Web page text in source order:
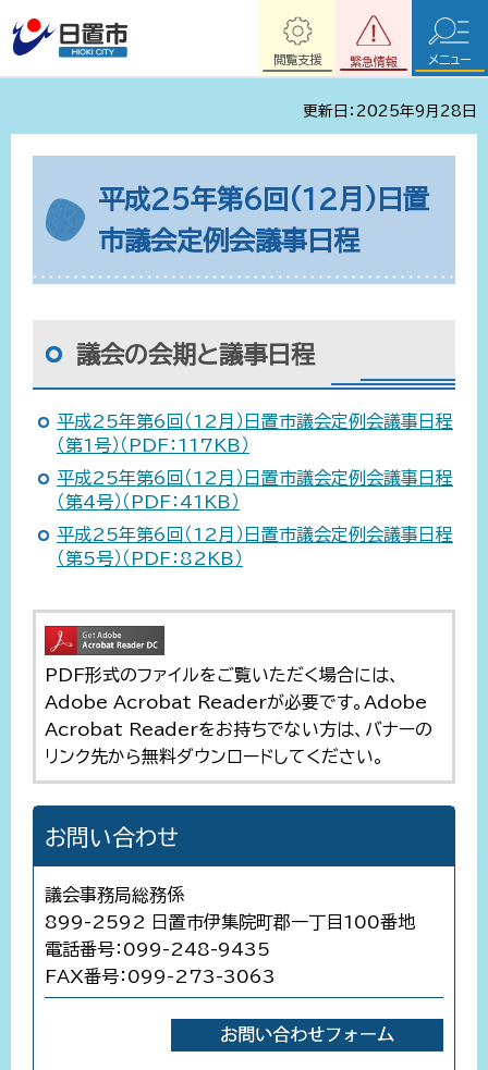
緊急情報
閲覧支援 メニュー
更新日：2025年9月28日
平成25年第6回(12月)日置
市議会定例会議事日程
議会の会期と議事日程
平成25年第6回（12月）日置市議会定例会議事日程
（第1号）（PDF：117KB）
平成25年第6回（12月）日置市議会定例会議事日程
（第4号）（PDF：41KB）
平成25年第6回（12月）日置市議会定例会議事日程
（第5号）（PDF：82KB）
PDF形式のファイルをご覧いただく場合には、
Adobe Acrobat Readerが必要です。Adobe
Acrobat Readerをお持ちでない方は、バナーの
リンク先から無料ダウンロードしてください。
お問い合わせ
議会事務局総務係
899-2592 日置市伊集院町郡一丁目100番地
電話番号：099-248-9435
FAX番号：099-273-3063